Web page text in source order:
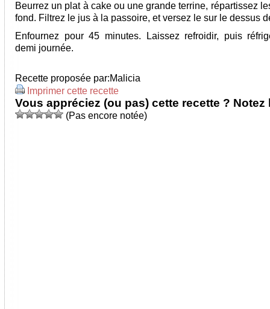
Beurrez un plat à cake ou une grande terrine, répartissez
fond. Filtrez le jus à la passoire, et versez le sur le dessus
Enfournez pour 45 minutes. Laissez refroidir, puis
demi journée.
Recette proposée par:Malicia
Imprimer cette recette
Vous appréciez (ou pas) cette recette ? Notez
(Pas encore notée)